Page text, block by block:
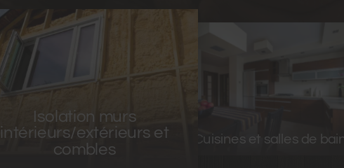
Cuisines et salles de bains
Dressings et placards